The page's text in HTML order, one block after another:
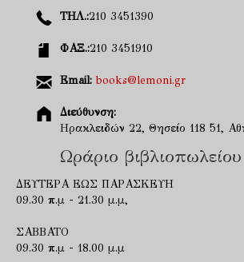
ΤΗΛ.:210 3451390
ΦΑΞ.:210 3451910
Email: books@lemoni.gr
Διεύθυνση:
Ηρακλειδών 22, Θησείο 118 51,
Ωράριο βιβλιοπωλείου
ΔΕΥΤΕΡΑ ΕΩΣ ΠΑΡΑΣΚΕΥΗ
09.30 π.μ - 21.30 μ.μ,
ΣΑΒΒΑΤΟ
09.30 π.μ - 18.00 μ.μ